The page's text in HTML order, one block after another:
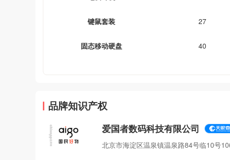
键鼠套装 27
固态移动硬盘 40
品牌知识产权
爱国者数码科技有限公司
北京市海淀区温泉镇温泉路84号临10号